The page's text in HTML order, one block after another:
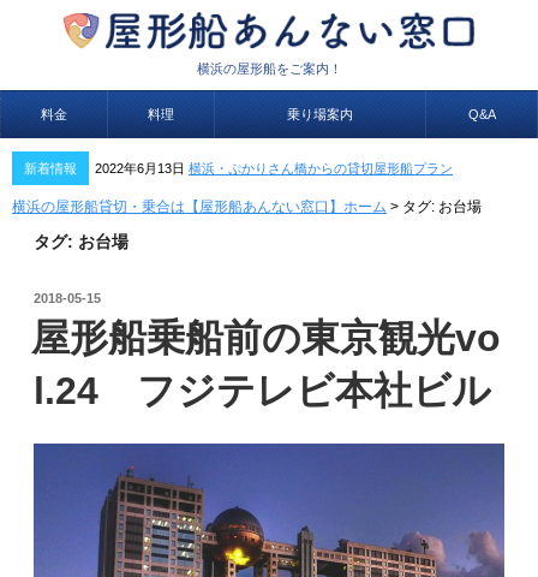
横浜の屋形船をご案内！
料金 料理 乗り場案内 Q&A
新着情報 2022年6月13日 横浜・ぷかりさん橋からの貸切屋形船プラン
横浜の屋形船貸切・乗合は【屋形船あんない窓口】ホーム > タグ: お台場
タグ: お台場
投
稿
日:
2018-05-15
屋形船乗船前の東京観光vo
l.24 フジテレビ本社ビル